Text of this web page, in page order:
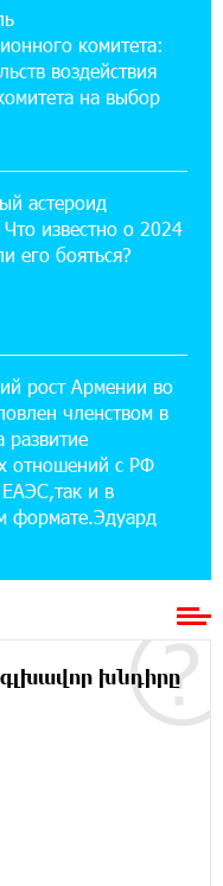
то что для него
— до
в мобильном
на Seaside Startup
инновационное
Rooftop
шанс уйти
и обслуживания
ул. Шаумяна, 24/2
не был в составе
Аршак
комитета:
воздействия
на выбор
астероид
Что известно о 2024
его бояться?
рост Армении во
членством в
отношений с РФ
и в
формате.Эдуард
խնդիրը